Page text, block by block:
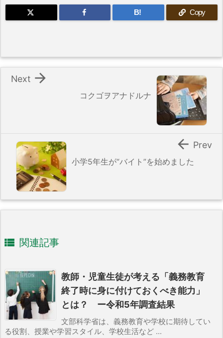
B! Copy
コクゴヲアナドルナ

Next
小学5年生が“バイト”を始めました
 Prev
 関連記事
教師・児童生徒が考える「義務教育
終了時に身に付けておくべき能力」
とは？ ー令和5年調査結果
文部科学省は、義務教育や学校に期待してい
る役割、授業や学習スタイル、学校生活など ...